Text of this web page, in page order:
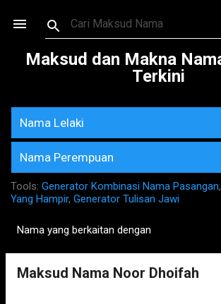
Skip to main content
Maksud dan Makna
Terkini
Nama Lelaki
Nama Perempuan
Tools: Generator Kombinasi Nama Pasangan,
Yang Hampir, Generator Tulisan Jawi
o
Nama yang berkaitan dengan
Maksud Nama Noor Dhoifah